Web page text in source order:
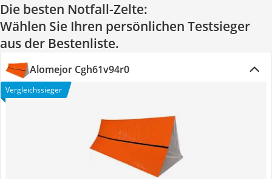
Die besten Notfall-Zelte:
Wählen Sie Ihren persönlichen Testsieger
aus der Bestenliste.
Alomejor Cgh61v94r0
Vergleichssieger